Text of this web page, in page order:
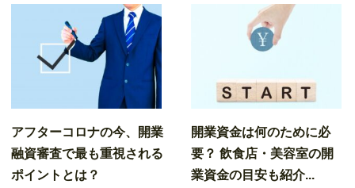
アフターコロナの今、開業
融資審査で最も重視される
ポイントとは？
開業資金は何のために必
要？ 飲食店・美容室の開
業資金の目安も紹介...